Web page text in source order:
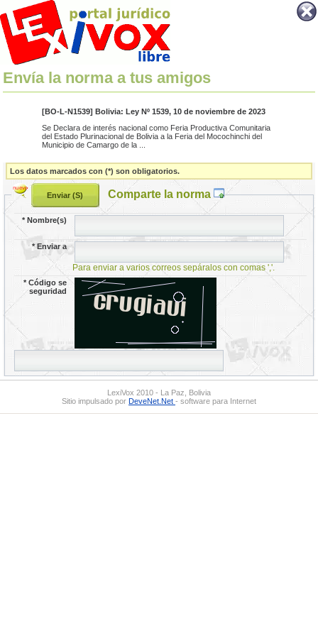
Envía la norma a tus amigos
[BO-L-N1539] Bolivia: Ley Nº 1539, 10 de noviembre de 2023
Se Declara de interés nacional como Feria Productiva Comunitaria
del Estado Plurinacional de Bolivia a la Feria del Mocochinchi del
Municipio de Camargo de la ...
Los datos marcados con (*) son obligatorios.
Comparte la norma
*Nombre(s)
*Enviar a
Para enviar a varios correos sepáralos con comas ','.
*Código se
seguridad
LexiVox 2010 - La Paz, Bolivia
Sitio impulsado por DeveNet.Net - software para Internet